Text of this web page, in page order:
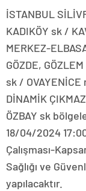
İSTANBUL
KADIKÖY sk /
MERKEZ-
GÖZDE,
sk / OVAYENİCE
DİNAMİK
ÖZBAY sk
18/04/2024
Çalışması-
Sağlığı ve
yapılacaktır.